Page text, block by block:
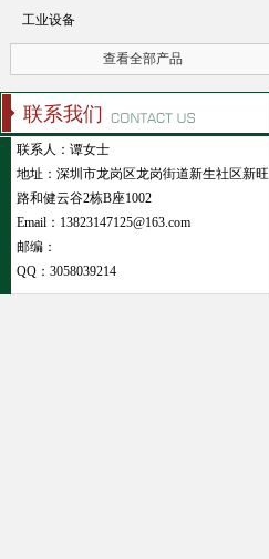
工业设备
查看全部产品
联系我们
联系人：谭女士
地址：深圳市龙岗区龙岗街道新生社区新旺
路和健云谷2栋B座1002
Email：13823147125@163.com
邮编：
QQ： 3058039214